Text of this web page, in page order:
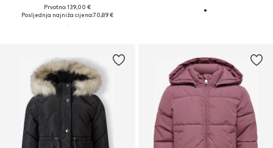
Prvotno: 139,00 €
Posljednja najniža cijena:70,89 €